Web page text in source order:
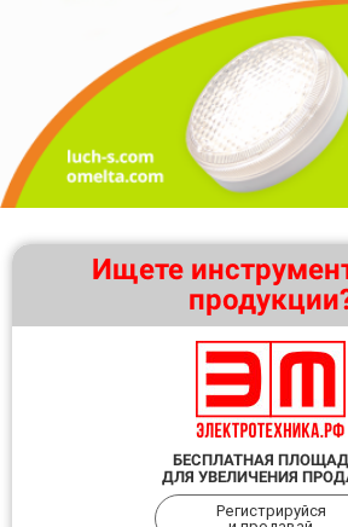
Ищете
БЕСПЛАТНАЯ
ДЛЯ УВЕЛИЧЕНИЯ
Регистрируйся